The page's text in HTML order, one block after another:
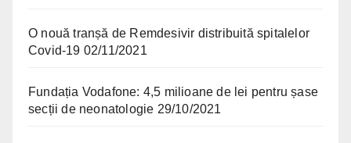
O nouă tranșă de Remdesivir distribuită spitalelor
Covid-19 02/11/2021
Fundația Vodafone: 4,5 milioane de lei pentru șase
secții de neonatologie 29/10/2021